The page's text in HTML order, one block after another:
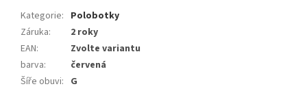
Kategorie: Polobotky
Záruka:
2 roky
EAN:
Zvolte variantu
barva:
červená
Šíře obuvi: G